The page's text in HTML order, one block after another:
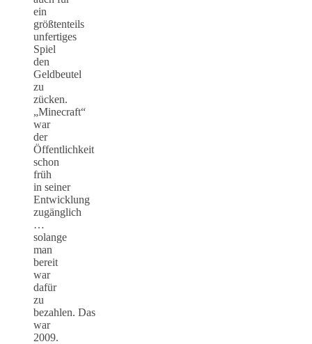
ein
größtenteils
unfertiges
Spiel
den
Geldbeutel
zu
zücken.
„Minecraft“
war
der
Öffentlichkeit
schon
früh
in seiner
Entwicklung
zugänglich
…
solange
man
bereit
war
dafür
zu
bezahlen. Das
war
2009.